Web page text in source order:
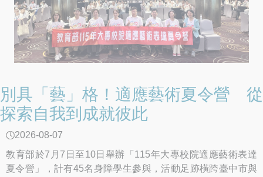
別具「藝」格！適應藝術夏令營 從
探索自我到成就彼此
2026-08-07
教育部於7月7日至10日舉辦「115年大專校院適應藝術表達
夏令營」，計有45名身障學生參與，活動足跡橫跨臺中市與